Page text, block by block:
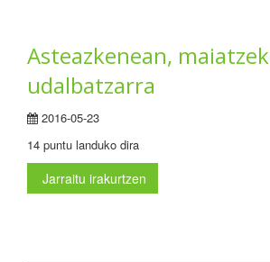
Asteazkenean,
udalbatzarra
2016-05-23
14 puntu landuko dira
Jarraitu irakurtzen